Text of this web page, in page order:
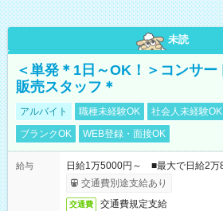
未読
＜単発＊1日～OK！＞コンサ
販売スタッフ＊
アルバイト 職種未経験OK 社会人未経験OK
ブランクOK
WEB登録・面接OK
給与
日給1万5000円～ ■最大で日給2万
交通費別途支給あり
交通費 交通費規定支給